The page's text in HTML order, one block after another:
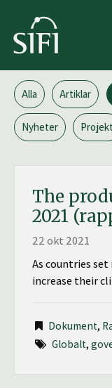
Alla Artiklar
Nyheter Projekt
The
2021
22 okt 2021
As countries
increase their
Dokument,
Globalt,